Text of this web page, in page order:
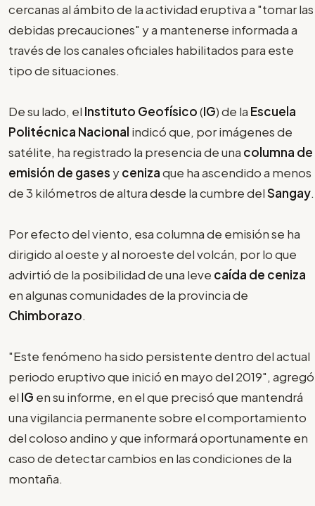
cercanas al ámbito de la actividad eruptiva a "tomar las
debidas precauciones" y a mantenerse informada a
través de los canales oficiales habilitados para este
tipo de situaciones.
De su lado, el Instituto Geofísico(IG) de la Escuela
Politécnica Nacional indicó que, por imágenes de
satélite, ha registrado la presencia de una columna de
emisión de gases ycenizaque ha ascendido a menos
de 3 kilómetros de altura desde la cumbre delSangay.
Por efecto del viento, esa columna de emisión se ha
dirigido al oeste y al noroeste del volcán, por lo que
advirtió de la posibilidad de una leve caída de ceniza
en algunas comunidades de la provincia de
Chimborazo.
"Este fenómeno ha sido persistente dentro del actual
periodo eruptivo que inició en mayo del 2019", agregó
el IG en su informe, en el que precisó que mantendrá
una vigilancia permanente sobre el comportamiento
del coloso andino y que informará oportunamente en
caso de detectar cambios en las condiciones de la
montaña.